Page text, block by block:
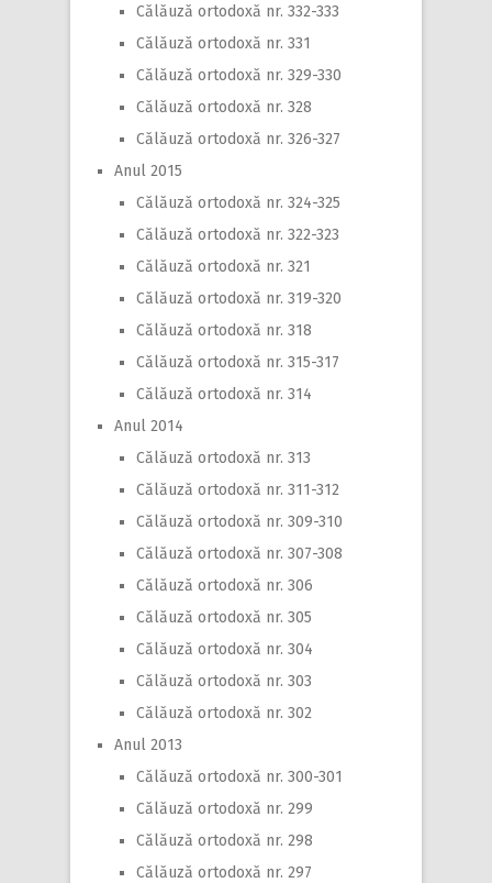
Călăuză ortodoxă nr. 332-333
Călăuză ortodoxă nr. 331
Călăuză ortodoxă nr. 329-330
Călăuză ortodoxă nr. 328
Călăuză ortodoxă nr. 326-327
Anul 2015
Călăuză ortodoxă nr. 324-325
Călăuză ortodoxă nr. 322-323
Călăuză ortodoxă nr. 321
Călăuză ortodoxă nr. 319-320
Călăuză ortodoxă nr. 318
Călăuză ortodoxă nr. 315-317
Călăuză ortodoxă nr. 314
Anul 2014
Călăuză ortodoxă nr. 313
Călăuză ortodoxă nr. 311-312
Călăuză ortodoxă nr. 309-310
Călăuză ortodoxă nr. 307-308
Călăuză ortodoxă nr. 306
Călăuză ortodoxă nr. 305
Călăuză ortodoxă nr. 304
Călăuză ortodoxă nr. 303
Călăuză ortodoxă nr. 302
Anul 2013
Călăuză ortodoxă nr. 300-301
Călăuză ortodoxă nr. 299
Călăuză ortodoxă nr. 298
Călăuză ortodoxă nr. 297